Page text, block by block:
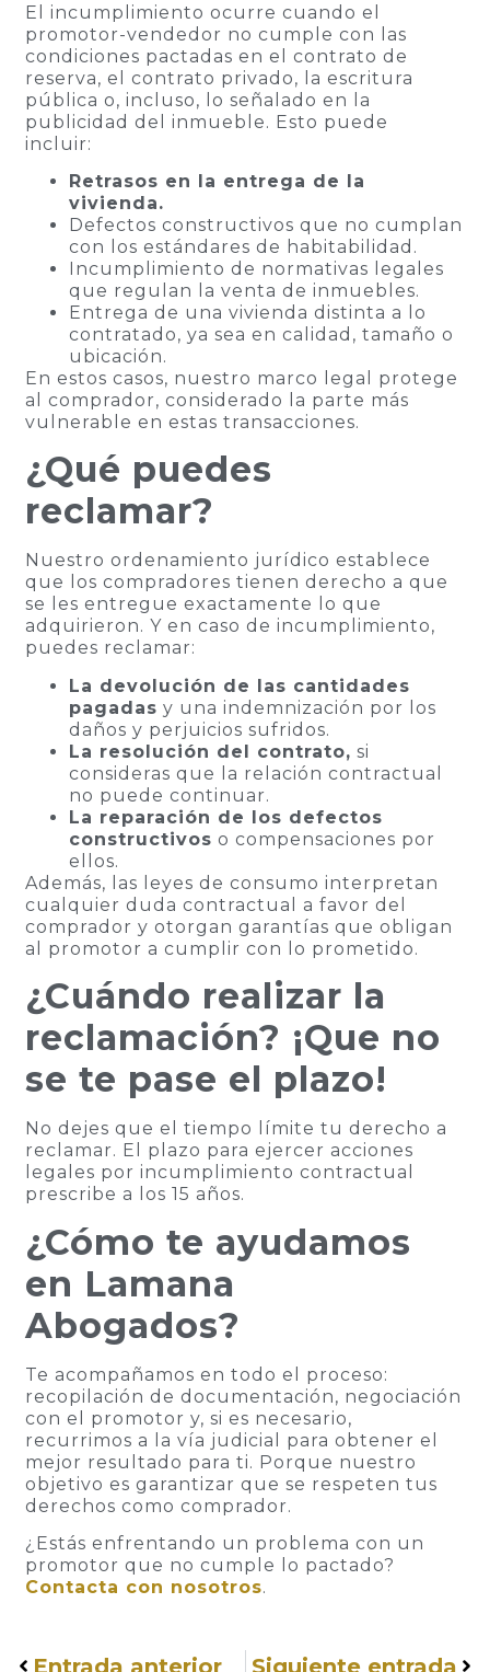
El incumplimiento ocurre cuando el
promotor-vendedor no cumple con las
condiciones pactadas en el contrato de
reserva, el contrato privado, la escritura
pública o, incluso, lo señalado en la
publicidad del inmueble. Esto puede
incluir:
Retrasos en la entrega de la
vivienda.
Defectos constructivos que no cumplan
con los estándares de habitabilidad.
Incumplimiento de normativas legales
que regulan la venta de inmuebles.
Entrega de una vivienda distinta a lo
contratado, ya sea en calidad, tamaño o
ubicación.
En estos casos, nuestro marco legal protege
al comprador, considerado la parte más
vulnerable en estas transacciones.
¿Qué puedes
reclamar?
Nuestro ordenamiento jurídico establece
que los compradores tienen derecho a que
se les entregue exactamente lo que
adquirieron. Y en caso de incumplimiento,
puedes reclamar:
La devolución de las cantidades
pagadas y una indemnización por los
daños y perjuicios sufridos.
La resolución del contrato, si
consideras que la relación contractual
no puede continuar.
La reparación de los defectos
constructivos o compensaciones por
ellos.
Además, las leyes de consumo interpretan
cualquier duda contractual a favor del
comprador y otorgan garantías que obligan
al promotor a cumplir con lo prometido.
¿Cuándo realizar la
reclamación? ¡Que no
se te pase el plazo!
No dejes que el tiempo límite tu derecho a
reclamar. El plazo para ejercer acciones
legales por incumplimiento contractual
prescribe a los 15 años.
¿Cómo te ayudamos
en Lamana
Abogados?
Te acompañamos en todo el proceso:
recopilación de documentación, negociación
con el promotor y, si es necesario,
recurrimos a la vía judicial para obtener el
mejor resultado para ti. Porque nuestro
objetivo es garantizar que se respeten tus
derechos como comprador.
¿Estás enfrentando un problema con un
promotor que no cumple lo pactado?
Contacta con nosotros.
Entrada anterior Siguiente entrada